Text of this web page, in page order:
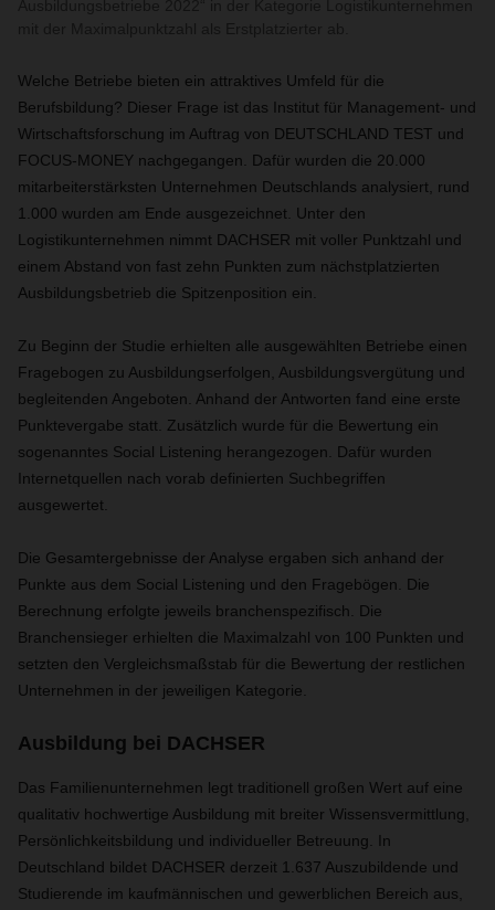
Welche Betriebe bieten ein attraktives Umfeld für die
Berufsbildung? Dieser Frage ist das Institut für Management- und
Wirtschaftsforschung im Auftrag von DEUTSCHLAND TEST und
FOCUS-MONEY nachgegangen. Dafür wurden die 20.000
mitarbeiterstärksten Unternehmen Deutschlands analysiert, rund
1.000 wurden am Ende ausgezeichnet. Unter den
Logistikunternehmen nimmt DACHSER mit voller Punktzahl und
einem Abstand von fast zehn Punkten zum nächstplatzierten
Ausbildungsbetrieb die Spitzenposition ein.
Zu Beginn der Studie erhielten alle ausgewählten Betriebe einen
Fragebogen zu Ausbildungserfolgen, Ausbildungsvergütung und
begleitenden Angeboten. Anhand der Antworten fand eine erste
Punktevergabe statt. Zusätzlich wurde für die Bewertung ein
sogenanntes Social Listening herangezogen. Dafür wurden
Internetquellen nach vorab definierten Suchbegriffen
ausgewertet.
Die Gesamtergebnisse der Analyse ergaben sich anhand der
Punkte aus dem Social Listening und den Fragebögen. Die
Berechnung erfolgte jeweils branchenspezifisch
Die
Branchensieger erhielten die Maximalzahl von 100 Punkten und
setzten den Vergleichsmaßstab für die Bewertung der restlichen
Unternehmen in der jeweiligen Kategorie.
Ausbildung bei DACHSER
Das Familienunternehmen legt traditionell großen Wert auf eine
qualitativ hochwertige Ausbildung mit breiter Wissensvermittlung,
Persönlichkeitsbildung und individueller Betreuung. In
Deutschland bildet DACHSER derzeit 1.637 Auszubildende und
Studierende im kaufmännischen und gewerblichen Bereich aus,